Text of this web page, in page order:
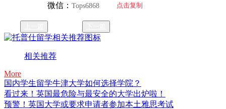
微信：Tops6868 点击复制
相关推荐
More
国内学生留学牛津大学如何选择学院？
看过来！英国最危险与最安全的大学出炉啦！
预警！英国大学或要求申请者参加本土雅思考试